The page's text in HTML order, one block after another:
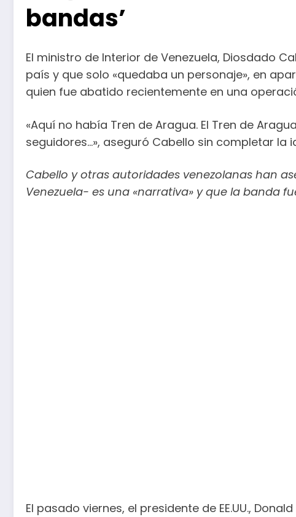
bandas’
El ministro de Interior de Venezuela, Diosdado
país y que solo «quedaba un personaje», en
quien fue abatido recientemente en una
«Aquí no había Tren de Aragua. El Tren de
seguidores…», aseguró Cabello sin completar la
Cabello y otras autoridades venezolanas han
Venezuela- es una «narrativa» y que la banda
El pasado viernes, el presidente de EE.UU.,